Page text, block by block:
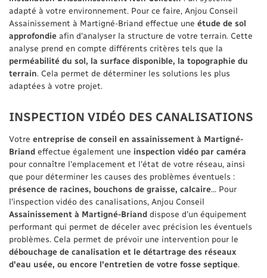
RÉALISATIONS
AVIS
02 41 50 70
RESTEZ
adapté à votre environnement. Pour ce faire, Anjou Conseil
Assainissement à Martigné-Briand effectue une étude de sol
approfondie afin d'analyser la structure de votre terrain. Cette
analyse prend en compte différents critères tels que la
perméabilité du sol, la surface disponible, la topographie du
terrain. Cela permet de déterminer les solutions les plus
adaptées à votre projet.
INSPECTION VIDÉO DES CANALISATIONS
Votre entreprise de conseil en assainissement à Martigné-
Briand effectue également une inspection vidéo par caméra
pour connaître l'emplacement et l'état de votre réseau, ainsi
que pour déterminer les causes des problèmes éventuels :
présence de racines, bouchons de graisse, calcaire... Pour
l'inspection vidéo des canalisations, Anjou Conseil
Assainissement à Martigné-Briand dispose d'un équipement
performant qui permet de déceler avec précision les éventuels
problèmes. Cela permet de prévoir une intervention pour le
débouchage de canalisation et le détartrage des réseaux
d'eau usée, ou encore l'entretien de votre fosse septique.